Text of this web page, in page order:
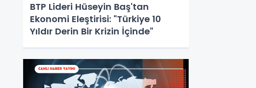
BTP Lideri Hüseyin Baş'tan
Ekonomi Eleştirisi: "Türkiye 10
Yıldır Derin Bir Krizin İçinde"